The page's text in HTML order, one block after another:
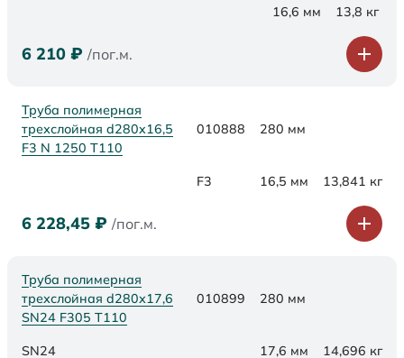
16,6 мм 13,8 кг
6 210 ₽ /пог.м.
Труба полимерная
трехслойная d280x16,5
F3 N 1250 Т110
010888 280 мм
F3 16,5 мм 13,841 кг
6 228,45 ₽ /пог.м.
Труба полимерная
трехслойная d280х17,6
SN24 F305 Т110
010899 280 мм
SN24 17,6 мм 14,696 кг